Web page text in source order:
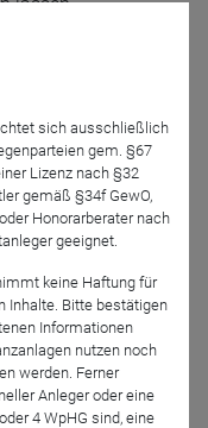
sich ausschließlich
gem. §67
Lizenz nach §32
gemäß §34f GewO,
Honorarberater nach
geeignet.
keine Haftung für
Inhalte. Bitte bestätigen
Informationen
nutzen noch
werden. Ferner
Anleger oder eine
4 WpHG sind, eine